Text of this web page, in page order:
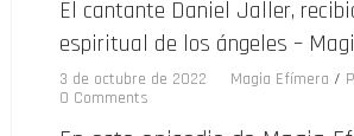
El cantante Daniel Jaller,
espiritual de los ángeles –
3 de octubre de 2022 Magia Efímera /
0 Comments